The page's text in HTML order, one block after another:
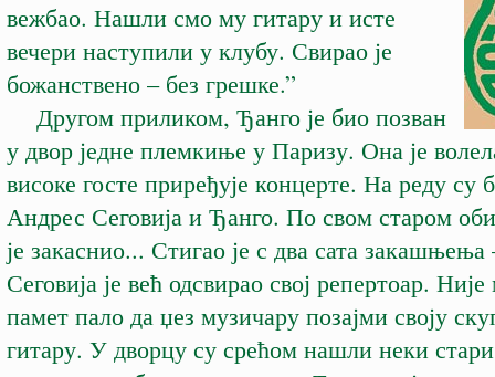
вежбао. Нашли смо му гитару и исте
вечери наступили у клубу. Свирао је
божанствено – без грешке.”
Другом приликом, Ђанго је био позван
у двор једне племкиње у Паризу. Она је
високе госте приређује концерте. На реду су
Андрес Сеговија и Ђанго. По свом старом
је закаснио... Стигао је с два сата закашњења
Сеговија је већ одсвирао свој репертоар.
памет пало да џез музичару позајми своју
гитару. У дворцу су срећом нашли неки